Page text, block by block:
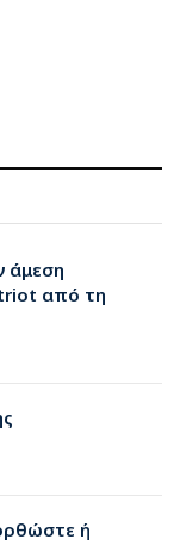
άμεση
από τη
ή